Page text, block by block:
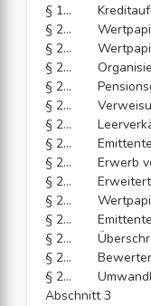
§ 199
§ 200
§ 201
§ 202
§ 203
§ 204
§ 205
§ 206
§ 207
Erwerb
§ 208
§ 209
§ 210
§ 211
§ 212
§ 213
Abschnitt 3